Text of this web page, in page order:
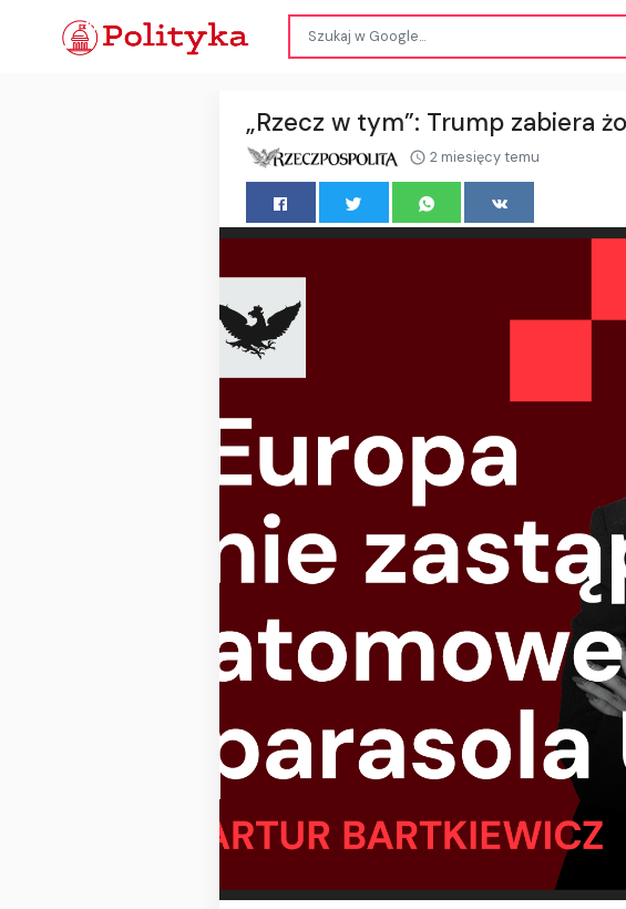
„Rzecz w tym”: Trump zabiera
2 miesięcy temu